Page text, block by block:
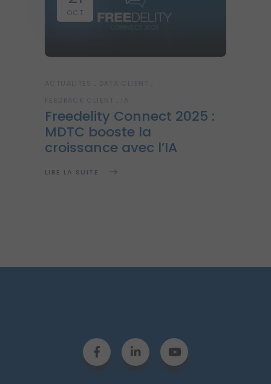
OCT
Freedelity Connect 2025 :
MDTC booste la
croissance avec l’IA
LIRE LA SUITE